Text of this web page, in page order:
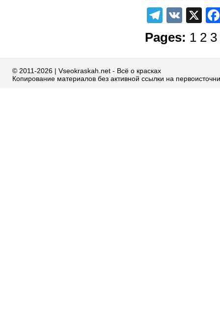
VK X
Pages: 1 2 3
© 2011-2026 | Vseokraskah.net - Всё о красках
Копирование материалов без активной ссылки на